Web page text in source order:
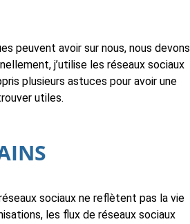
peuvent avoir sur nous, nous devons
j’utilise les réseaux sociaux
plusieurs astuces pour avoir une
utiles.
sociaux ne reflètent pas la vie
les flux de réseaux sociaux